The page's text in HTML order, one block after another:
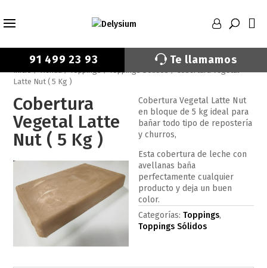
91 499 23 93 Te llamamos
X Cerrar
He leído y acepto laPolítica de privacidad.
LLAMADME
Inicio/Tienda/Toppings/Toppings Sólidos/ Cobertura Vegetal
Latte Nut ( 5 Kg )
Cobertura
Vegetal Latte
Nut ( 5 Kg )
Cobertura Vegetal Latte Nut
en bloque de 5 kg ideal para
bañar todo tipo de repostería
y churros,
Esta cobertura de leche con
avellanas baña
perfectamente cualquier
producto y deja un buen
color.
Categorías:Toppings,
Toppings Sólidos